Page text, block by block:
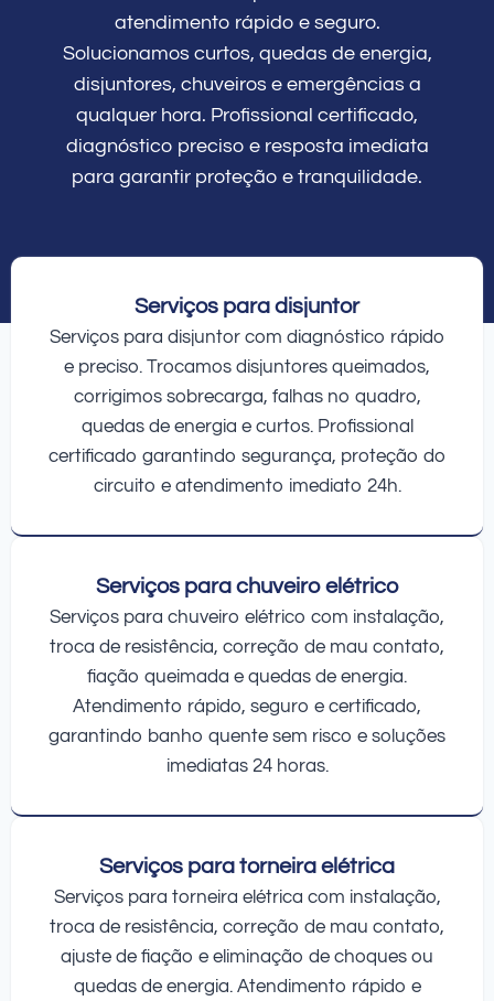
atendimento rápido e seguro.
Solucionamos curtos, quedas de energia,
disjuntores, chuveiros e emergências a
qualquer hora. Profissional certificado,
diagnóstico preciso e resposta imediata
para garantir proteção e tranquilidade.
Serviços para disjuntor
Serviços para disjuntor com diagnóstico rápido
e preciso. Trocamos disjuntores queimados,
corrigimos sobrecarga, falhas no quadro,
quedas de energia e curtos. Profissional
certificado garantindo segurança, proteção do
circuito e atendimento imediato 24h.
Serviços para chuveiro elétrico
Serviços para chuveiro elétrico com instalação,
troca de resistência, correção de mau contato,
fiação queimada e quedas de energia.
Atendimento rápido, seguro e certificado,
garantindo banho quente sem risco e soluções
imediatas 24 horas.
Serviços para torneira elétrica
Serviços para torneira elétrica com instalação,
troca de resistência, correção de mau contato,
ajuste de fiação e eliminação de choques ou
quedas de energia. Atendimento rápido e